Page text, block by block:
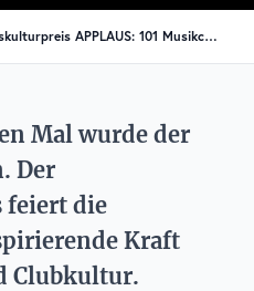
Bundeskulturpreis APPLAUS: 101 Musikclubs ausgezeichnet
Mal wurde der
Der
feiert die
Kraft
Clubkultur.